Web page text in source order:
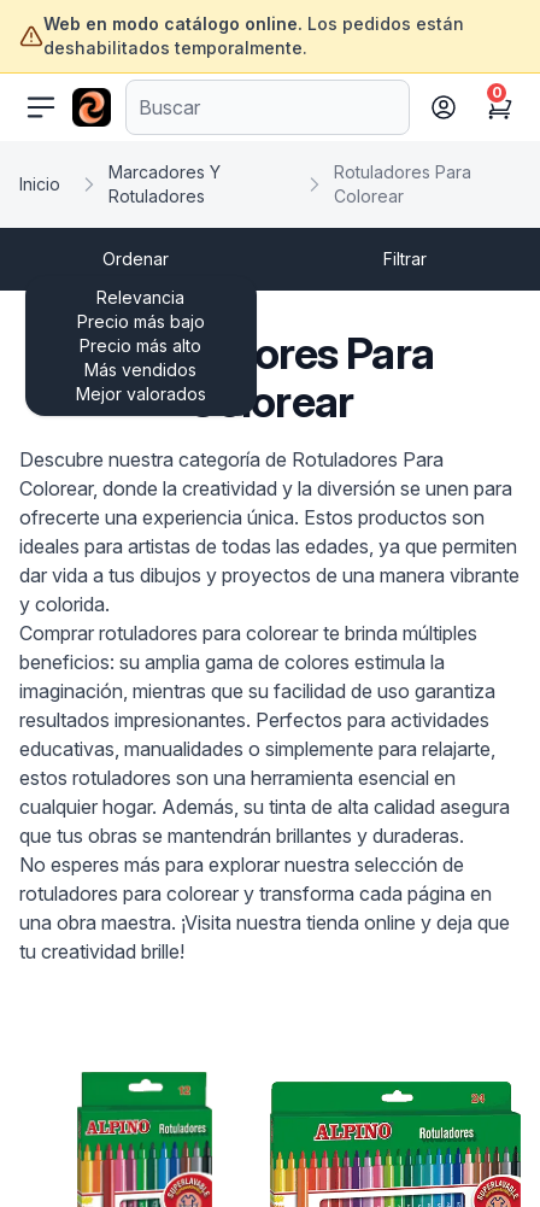
Web en modo catálogo online. Los pedidos están
deshabilitados temporalmente.
ofertasinformatica.com
Cart
0
Inicio
Marcadores Y
Rotuladores
Rotuladores Para
Colorear
Ordenar
Relevancia
Precio más bajo
Precio más alto
Más vendidos
Mejor valorados
Filtrar
Rotuladores Para
Colorear
Descubre nuestra categoría de Rotuladores Para
Colorear, donde la creatividad y la diversión se unen para
ofrecerte una experiencia única. Estos productos son
ideales para artistas de todas las edades, ya que permiten
dar vida a tus dibujos y proyectos de una manera vibrante
y colorida.
Comprar rotuladores para colorear te brinda múltiples
beneficios: su amplia gama de colores estimula la
imaginación, mientras que su facilidad de uso garantiza
resultados impresionantes. Perfectos para actividades
educativas, manualidades o simplemente para relajarte,
estos rotuladores son una herramienta esencial en
cualquier hogar. Además, su tinta de alta calidad asegura
que tus obras se mantendrán brillantes y duraderas.
No esperes más para explorar nuestra selección de
rotuladores para colorear y transforma cada página en
una obra maestra. ¡Visita nuestra tienda online y deja que
tu creatividad brille!